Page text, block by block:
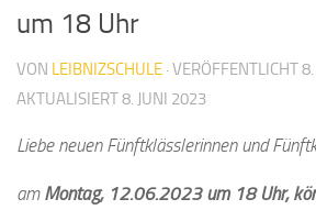
um 18 Uhr
VON LEIBNIZSCHULE · VERÖFFENTLICHT
AKTUALISIERT8. JUNI 2023
Liebe neuen Fünftklässlerinnen und
am Montag, 12.06.2023 um 18 Uhr,